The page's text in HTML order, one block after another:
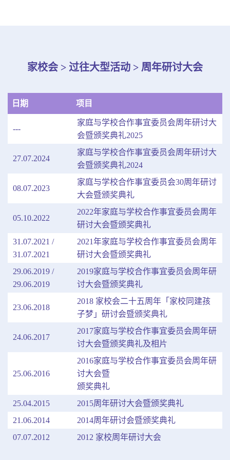
家校会 > 过往大型活动 > 周年研讨大会
日期 项目
---
家庭与学校合作事宜委员会周年研讨大
会暨颁奖典礼2025
27.07.2024
家庭与学校合作事宜委员会周年研讨大
会暨颁奖典礼2024
08.07.2023
家庭与学校合作事宜委员会30周年研讨
大会暨颁奖典礼
05.10.2022
2022年家庭与学校合作事宜委员会周年
研讨大会暨颁奖典礼
31.07.2021 /
31.07.2021
2021年家庭与学校合作事宜委员会周年
研讨大会暨颁奖典礼
29.06.2019 /
29.06.2019
2019家庭与学校合作事宜委员会周年研
讨大会暨颁奖典礼
23.06.2018
2018 家校会二十五周年「家校同建孩
子梦」研讨会暨颁奖典礼
24.06.2017
2017家庭与学校合作事宜委员会周年研
讨大会暨颁奖典礼及相片
25.06.2016
2016家庭与学校合作事宜委员会周年研
讨大会暨
颁奖典礼
25.04.2015
2015周年研讨大会暨颁奖典礼
21.06.2014
2014周年研讨会暨颁奖典礼
07.07.2012
2012 家校周年研讨大会